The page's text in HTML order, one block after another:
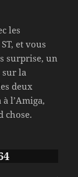
les
et vous
surprise, un
la
deux
l’Amiga,
chose.